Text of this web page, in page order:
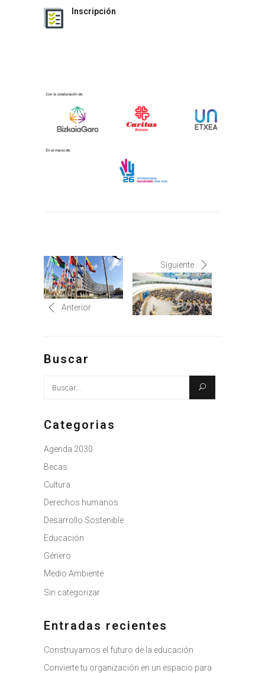
Inscripción
Anterior
Siguiente
Buscar
Busque:
Categorias
Agenda 2030
Becas
Cultura
Derechos humanos
Desarrollo Sostenible
Educación
Género
Medio Ambiente
Sin categorizar
Entradas recientes
Construyamos el futuro de la educación
Convierte tu organización en un espacio para